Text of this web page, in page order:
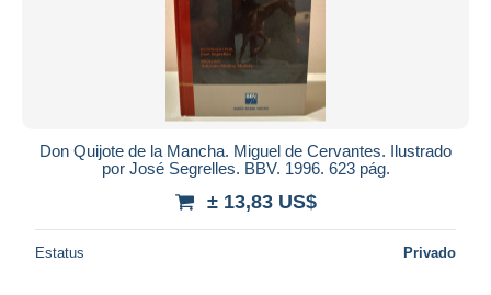
Don Quijote de la Mancha. Miguel de Cervantes. Ilustrado
por José Segrelles. BBV. 1996. 623 pág.
± 13,83 US$
Estatus Privado